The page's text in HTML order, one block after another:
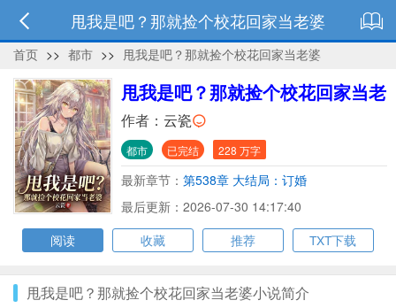
甩我是吧？那就捡个校花回家当老婆
首页 >> 都市 >> 甩我是吧？那就捡个校花回家当老婆
甩我是吧？那就捡个校花回家当老
婆
作者： 云瓷
都市 已完结 228 万字
最新章节： 第538章 大结局：订婚
最后更新：2026-07-30 14:17:40
阅读
收藏 推荐 TXT下载
甩我是吧？那就捡个校花回家当老婆小说简介